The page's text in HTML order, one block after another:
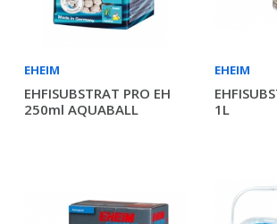
EHEIM
EHFISUBSTRAT PRO EH
250ml AQUABALL
EHEIM
1L